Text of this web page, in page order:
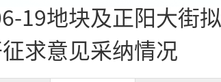
19地块及正阳大街
求意见采纳情况